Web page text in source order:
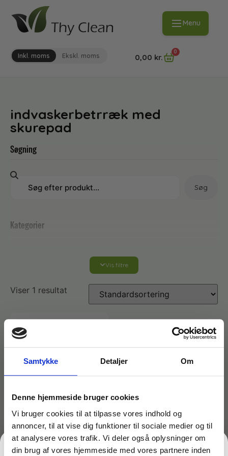
Samtykke Detaljer Om
Denne hjemmeside bruger cookies
Vi bruger cookies til at tilpasse vores indhold og
annoncer, til at vise dig funktioner til sociale medier og til
at analysere vores trafik. Vi deler også oplysninger om
din brug af vores hjemmeside med vores partnere inden
Menu
Inkl. moms Ekskl. moms 0,00 kr.
0
indvaskerbetrræk med
skurepad
Søgning
Søg
Kategorier
Affaldsposer og sække
Affaldsspande
Affaldsstativer
Gribetænger
Desinfektion af overflader
Desinfektionsmidler
Ecolab produkter
Desinfektion og rengøring
Ecolab Badeværelse
Handsker og værnemidler
Engangshandsker
Personlig hygiejne og pleje
Håndsæbe
Rekvisitter til rengøring
Vis filtre
Viser 1 resultat
Varenr: TCGAM-1696
Indvaskerbetræk 35 cm
med pad TopLock –